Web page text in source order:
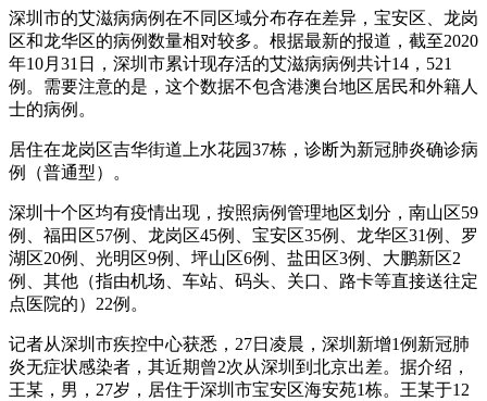
深圳市的艾滋病病例在不同区域分布存在差异，宝安区、龙岗
区和龙华区的病例数量相对较多。根据最新的报道，截至2020
年10月31日，深圳市累计现存活的艾滋病病例共计14，521
例。需要注意的是，这个数据不包含港澳台地区居民和外籍人
士的病例。
居住在龙岗区吉华街道上水花园37栋，诊断为新冠肺炎确诊病
例（普通型）。
深圳十个区均有疫情出现，按照病例管理地区划分，南山区59
例、福田区57例、龙岗区45例、宝安区35例、龙华区31例、罗
湖区20例、光明区9例、坪山区6例、盐田区3例、大鹏新区2
例、其他（指由机场、车站、码头、关口、路卡等直接送往定
点医院的）22例。
记者从深圳市疾控中心获悉，27日凌晨，深圳新增1例新冠肺
炎无症状感染者，其近期曾2次从深圳到北京出差。据介绍，
王某，男，27岁，居住于深圳市宝安区海安苑1栋。王某于12